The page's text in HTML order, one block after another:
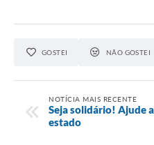
GOSTEI NÃO GOSTEI
NOTÍCIA MAIS RECENTE
Seja solidário! Ajude
estado